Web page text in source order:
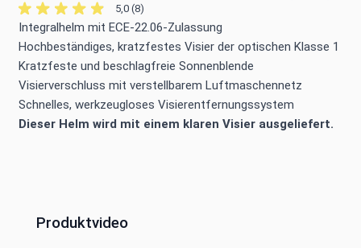
5,0 (8)
Integralhelm mit ECE-22.06-Zulassung
Hochbeständiges, kratzfestes Visier der optischen Klasse 1
Kratzfeste und beschlagfreie Sonnenblende
Visierverschluss mit verstellbarem Luftmaschennetz
Schnelles, werkzeugloses Visierentfernungssystem
Dieser Helm wird mit einem klaren Visier ausgeliefert.
Produktvideo